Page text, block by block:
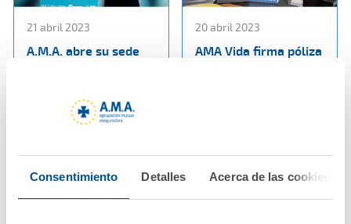
Consentimiento Detalles Acerca de las cookies
21 abril 2023
A.M.A. abre su sede
Diario Médico un siglo
comprometidos con la
Ver noticia
20 abril 2023
AMA Vida firma póliza